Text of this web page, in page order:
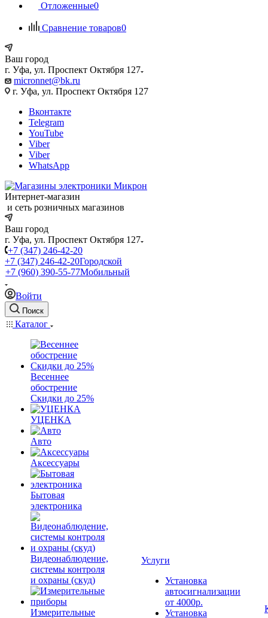
Отложенные0
Сравнение товаров0
Ваш город
г. Уфа, ул. Проспект Октября 127
micronnet@bk.ru
г. Уфа, ул. Проспект Октября 127
Вконтакте
Telegram
YouTube
Viber
Viber
WhatsApp
Интернет-магазин
и сеть розничных магазинов
Ваш город
г. Уфа, ул. Проспект Октября 127
+7 (347) 246-42-20
+7 (347) 246-42-20Городской
+7 (960) 390-55-77Мобильный
Войти
Поиск
Каталог
Весеннее
обострение
Скидки до 25%
УЦЕНКА
Авто
Аксессуары
Бытовая
электроника
Видеонаблюдение,
системы контроля
и охраны (скуд)
Измерительные
Услуги
Установка
автосигнализации
от 4000р.
Установка